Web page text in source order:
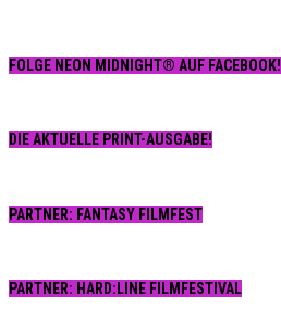
FOLGE NEON MIDNIGHT® AUF FACEBOOK!
DIE AKTUELLE PRINT-AUSGABE!
PARTNER: FANTASY FILMFEST
PARTNER: HARD:LINE FILMFESTIVAL